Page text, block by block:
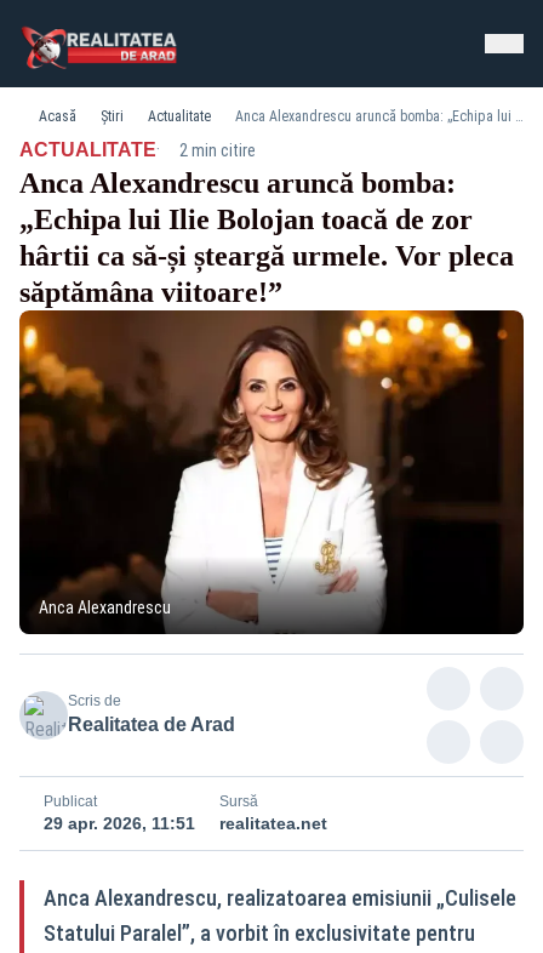
Acasă Știri Actualitate Anca Alexandrescu aruncă bomba: „Echipa lui Ilie Bolojan toacă de zor hârtii ca să-și șteargă urmele. Vor pleca săptămâna viitoare!”
ACTUALITATE· 2 min citire
Anca Alexandrescu aruncă bomba:
„Echipa lui Ilie Bolojan toacă de zor
hârtii ca să-și șteargă urmele. Vor pleca
săptămâna viitoare!”
Anca Alexandrescu
Scris de
Realitatea de Arad
Publicat
29 apr. 2026, 11:51
Sursă
realitatea.net
Anca Alexandrescu, realizatoarea emisiunii „Culisele
Statului Paralel”, a vorbit în exclusivitate pentru